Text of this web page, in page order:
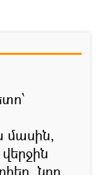
մասին,
նոր